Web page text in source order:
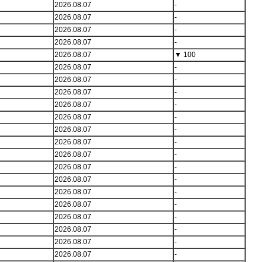
2026.08.07
-
2026.08.07
-
2026.08.07
-
2026.08.07
-
2026.08.07 ▼ 100
2026.08.07
-
2026.08.07
-
2026.08.07
-
2026.08.07
-
2026.08.07
-
2026.08.07
-
2026.08.07
-
2026.08.07
-
2026.08.07
-
2026.08.07
-
2026.08.07
-
2026.08.07
-
2026.08.07
-
2026.08.07
-
2026.08.07
-
2026.08.07 -